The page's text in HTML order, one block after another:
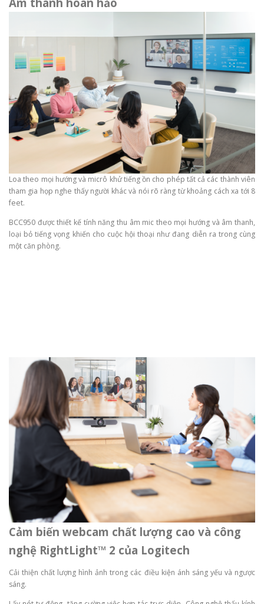
Loa theo mọi hướng và micrô khử tiếng ồn cho phép tất cả các thành viên
tham gia họp nghe thấy người khác và nói rõ ràng từ khoảng cách xa tới 8
feet.
BCC950 được thiết kế tính năng thu âm mic theo mọi hướng và âm thanh,
loại bỏ tiếng vọng khiến cho cuộc hội thoại như đang diễn ra trong cùng
một căn phòng.
Cảm biến webcam chất lượng cao và công
nghệ RightLight™ 2 của Logitech
Cải thiện chất lượng hình ảnh trong các điều kiện ánh sáng yếu và ngược
sáng.